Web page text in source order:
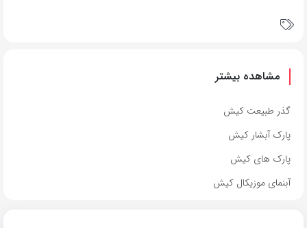
مشاهده بیشتر
گذر طبیعت کیش
پارک آبشار کیش
پارک های کیش
آبنمای موزیکال کیش